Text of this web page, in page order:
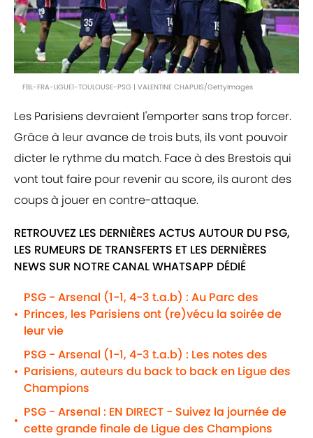
FBL-FRA-LIGUE1-TOULOUSE-PSG | VALENTINE CHAPUIS/GettyImages
Les Parisiens devraient l'emporter sans trop forcer.
Grâce à leur avance de trois buts, ils vont pouvoir
dicter le rythme du match. Face à des Brestois qui
vont tout faire pour revenir au score, ils auront des
coups à jouer en contre-attaque.
RETROUVEZ LES DERNIÈRES ACTUS AUTOUR DU PSG,
LES RUMEURS DE TRANSFERTS ET LES DERNIÈRES
NEWS SUR NOTRE CANAL WHATSAPP DÉDIÉ
•
PSG - Arsenal (1-1, 4-3 t.a.b) : Au Parc des
Princes, les Parisiens ont (re)vécu la soirée de
leur vie
•
PSG - Arsenal (1-1, 4-3 t.a.b) : Les notes des
Parisiens, auteurs du back to back en Ligue des
Champions
•
PSG - Arsenal : EN DIRECT - Suivez la journée de
cette grande finale de Ligue des Champions